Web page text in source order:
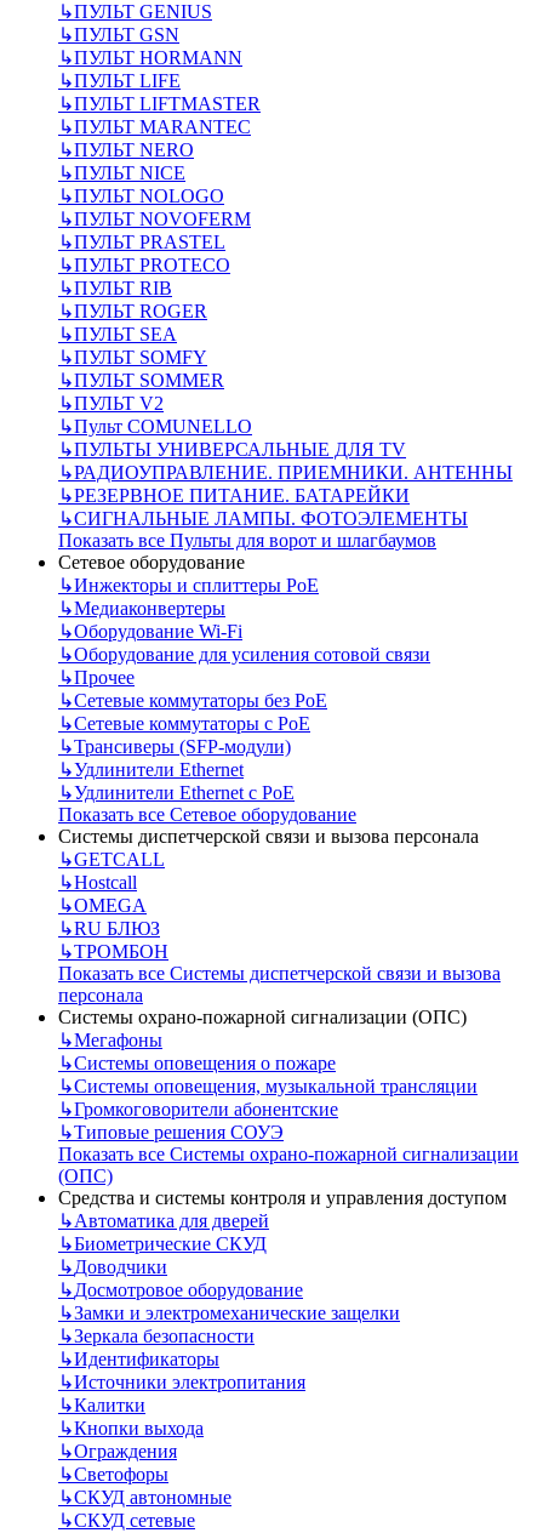
↳ПУЛЬТ GENIUS
↳ПУЛЬТ GSN
↳ПУЛЬТ HORMANN
↳ПУЛЬТ LIFE
↳ПУЛЬТ LIFTMASTER
↳ПУЛЬТ MARANTEC
↳ПУЛЬТ NERO
↳ПУЛЬТ NICE
↳ПУЛЬТ NOLOGO
↳ПУЛЬТ NOVOFERM
↳ПУЛЬТ PRASTEL
↳ПУЛЬТ PROTECO
↳ПУЛЬТ RIB
↳ПУЛЬТ ROGER
↳ПУЛЬТ SEA
↳ПУЛЬТ SOMFY
↳ПУЛЬТ SOMMER
↳ПУЛЬТ V2
↳Пульт СOMUNELLO
↳ПУЛЬТЫ УНИВЕРСАЛЬНЫЕ ДЛЯ TV
↳РАДИОУПРАВЛЕНИЕ. ПРИЕМНИКИ. АНТЕННЫ
↳РЕЗЕРВНОЕ ПИТАНИЕ. БАТАРЕЙКИ
↳СИГНАЛЬНЫЕ ЛАМПЫ. ФОТОЭЛЕМЕНТЫ
Показать все Пульты для ворот и шлагбаумов
Сетевое оборудование
↳Инжекторы и сплиттеры РоЕ
↳Медиаконвертеры
↳Оборудование Wi-Fi
↳Оборудование для усиления сотовой связи
↳Прочее
↳Сетевые коммутаторы без РоЕ
↳Сетевые коммутаторы с РоЕ
↳Трансиверы (SFP-модули)
↳Удлинители Ethernet
↳Удлинители Ethernet с PoE
Показать все Сетевое оборудование
Системы диспетчерской связи и вызова персонала
↳GETCALL
↳Hostcall
↳OMEGA
↳RU БЛЮЗ
↳ТРОМБОН
Показать все Системы диспетчерской связи и вызова
персонала
Системы охрано-пожарной сигнализации (ОПС)
↳Мегафоны
↳Системы оповещения о пожаре
↳Системы оповещения, музыкальной трансляции
↳Громкоговорители абонентские
↳Типовые решения СОУЭ
Показать все Системы охрано-пожарной сигнализации
(ОПС)
Средства и системы контроля и управления доступом
↳Автоматика для дверей
↳Биометрические СКУД
↳Доводчики
↳Досмотровое оборудование
↳Замки и электромеханические защелки
↳Зеркала безопасности
↳Идентификаторы
↳Источники электропитания
↳Калитки
↳Кнопки выхода
↳Ограждения
↳Светофоры
↳СКУД автономные
↳СКУД сетевые